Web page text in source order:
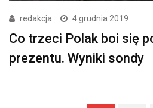
redakcja 4 grudnia 2019
Co trzeci Polak boi się
prezentu. Wyniki sondy